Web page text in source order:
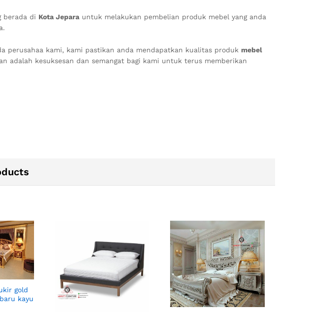
berada di Kota Jepara untuk melakukan pembelian produk mebel yang anda
perusahaa kami, kami pastikan anda mendapatkan kualitas produk mebel
adalah kesuksesan dan semangat bagi kami untuk terus memberikan
gold
kayu